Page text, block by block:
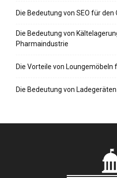
Die Bedeutung von SEO für den
Die Bedeutung von
Pharmaindustrie
Die Vorteile von
Die Bedeutung von